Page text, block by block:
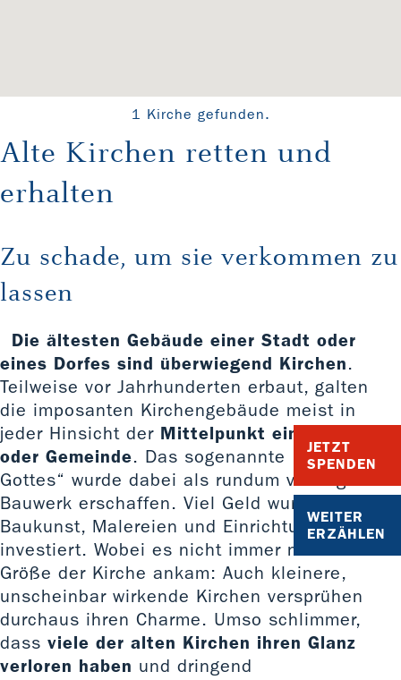
JETZT
SPENDEN
WEITER
ERZÄHLEN
1 Kirche gefunden.
Alte Kirchen retten und
erhalten
Zu schade, um sie verkommen zu
lassen
Die ältesten Gebäude einer Stadt oder
eines Dorfes sind überwiegend Kirchen.
Teilweise vor Jahrhunderten erbaut, galten
die imposanten Kirchengebäude meist in
jeder Hinsicht der Mittelpunkt eines Dorfes
oder Gemeinde. Das sogenannte „Haus
Gottes“ wurde dabei als rundum vorzeigbares
Bauwerk erschaffen. Viel Geld wurde in die
Baukunst, Malereien und Einrichtungen
investiert. Wobei es nicht immer nur auf die
Größe der Kirche ankam: Auch kleinere,
unscheinbar wirkende Kirchen versprühen
durchaus ihren Charme. Umso schlimmer,
dass viele der alten Kirchen ihren Glanz
verloren haben und dringend